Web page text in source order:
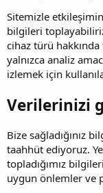
Sitemizle
bilgileri
cihaz türü
yalnızca analiz
izlemek için
Verilerinizi
Bize sağladığınız
taahhüt ediyoruz.
topladığımız
uygun önlemler ve